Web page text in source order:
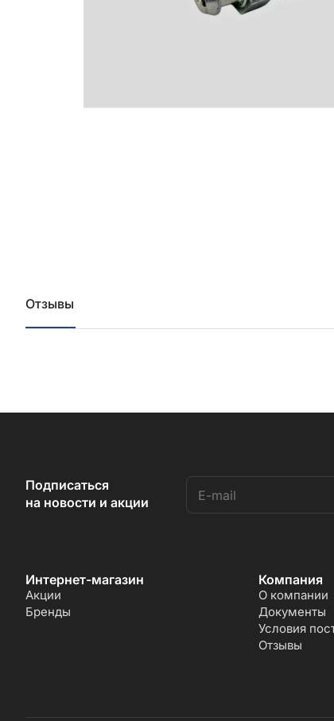
Отзывы
Подписаться
на новости и акции
Интернет-магазин
Акции
Бренды
Компания
О компании
Документы
Условия
Отзывы